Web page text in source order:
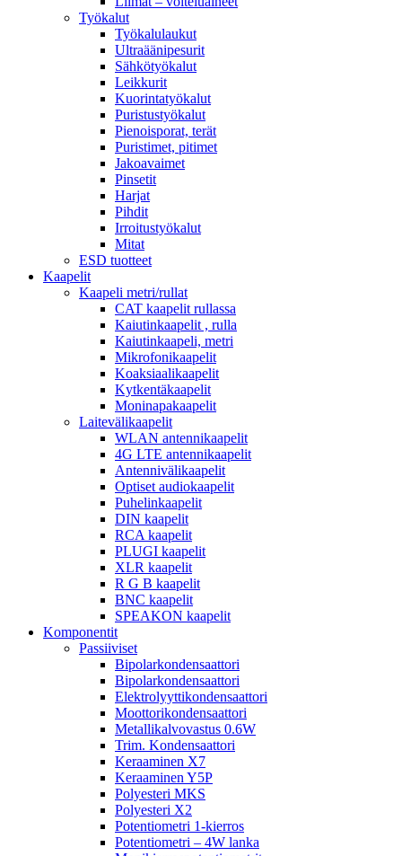
Työkalut
Työkalulaukut
Ultraäänipesurit
Sähkötyökalut
Leikkurit
Kuorintatyökalut
Puristustyökalut
Pienoisporat, terät
Puristimet, pitimet
Jakoavaimet
Pinsetit
Harjat
Pihdit
Irroitustyökalut
Mitat
ESD tuotteet
Kaapelit
Kaapeli metri/rullat
CAT kaapelit rullassa
Kaiutinkaapelit , rulla
Kaiutinkaapeli, metri
Mikrofonikaapelit
Koaksiaalikaapelit
Kytkentäkaapelit
Moninapakaapelit
Laitevälikaapelit
WLAN antennikaapelit
4G LTE antennikaapelit
Antennivälikaapelit
Optiset audiokaapelit
Puhelinkaapelit
DIN kaapelit
RCA kaapelit
PLUGI kaapelit
XLR kaapelit
R G B kaapelit
BNC kaapelit
SPEAKON kaapelit
Komponentit
Passiiviset
Bipolarkondensaattori
Bipolarkondensaattori
Elektrolyyttikondensaattori
Moottorikondensaattori
Metallikalvovastus 0.6W
Trim. Kondensaattori
Keraaminen X7
Keraaminen Y5P
Polyesteri MKS
Polyesteri X2
Potentiometri 1-kierros
Potentiometri – 4W lanka